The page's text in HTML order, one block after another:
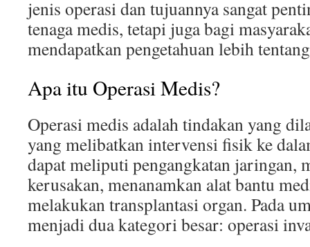
jenis operasi dan tujuannya sangat
tenaga medis, tetapi juga bagi
mendapatkan pengetahuan lebih
Apa itu Operasi Medis?
Operasi medis adalah tindakan yang
yang melibatkan intervensi fisik ke
dapat meliputi pengangkatan jaringan,
kerusakan, menanamkan alat bantu
melakukan transplantasi organ. Pada
menjadi dua kategori besar: operasi